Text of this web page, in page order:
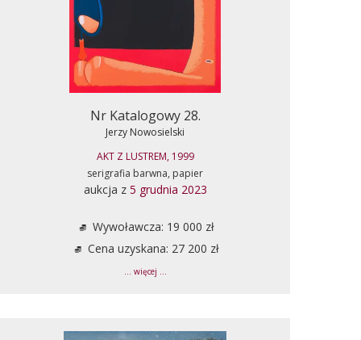
Nr Katalogowy 28.
Jerzy Nowosielski
AKT Z LUSTREM, 1999
serigrafia barwna, papier
aukcja z 5 grudnia 2023
Wywoławcza: 19 000 zł
Cena uzyskana: 27 200 zł
... więcej ...